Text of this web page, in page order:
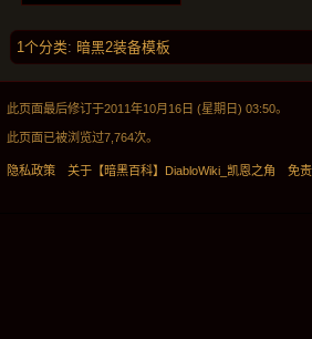
1个分类: 暗黑2装备模板
此页面最后修订于2011年10月16日 (星期日) 03:50。
此页面已被浏览过7,764次。
隐私政策 关于【暗黑百科】DiabloWiki_凯恩之角 免